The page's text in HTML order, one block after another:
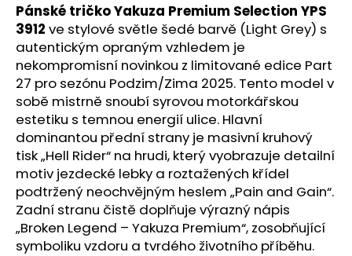
Pánské tričko Yakuza Premium Selection YPS
3912 ve stylové světle šedé barvě (Light Grey) s
autentickým opraným vzhledem je
nekompromisní novinkou z limitované edice Part
27 pro sezónu Podzim/Zima 2025. Tento model v
sobě mistrně snoubí syrovou motorkářskou
estetiku s temnou energií ulice. Hlavní
dominantou přední strany je masivní kruhový
tisk „Hell Rider“ na hrudi, který vyobrazuje detailní
motiv jezdecké lebky a roztažených křídel
podtržený neochvějným heslem „Pain and Gain“.
Zadní stranu čistě doplňuje výrazný nápis
„Broken Legend – Yakuza Premium“, zosobňující
symboliku vzdoru a tvrdého životního příběhu.
D
o
p
o
r
u
č
u
j
e
m
e